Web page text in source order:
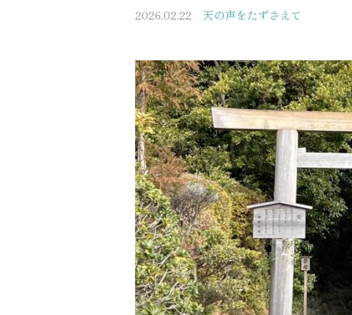
2026.02.22 天の声をたずさえて